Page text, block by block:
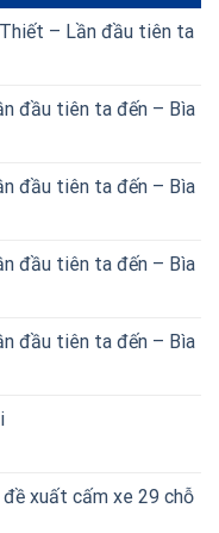
– Lần đầu tiên ta
đầu tiên ta đến – Bìa
đầu tiên ta đến – Bìa
đầu tiên ta đến – Bìa
đầu tiên ta đến – Bìa
xuất cấm xe 29 chỗ